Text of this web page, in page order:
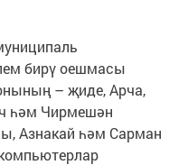
бирү оешмасы
– җиде, Арча,
һәм Чирмешән
Азнакай һәм Сарман